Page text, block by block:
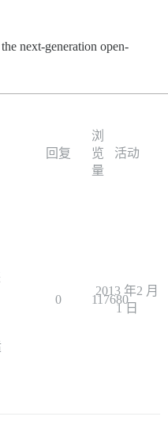
next-generation open-
回复
浏
览
量
活动
0 117680
2013 年2 月
1 日